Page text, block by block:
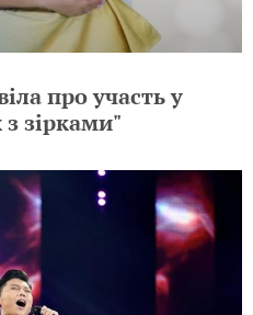
про участь у
зірками"